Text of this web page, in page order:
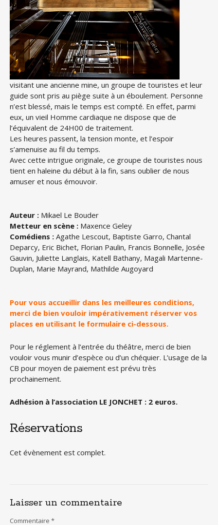
visitant une ancienne mine, un groupe de touristes et leur
guide sont pris au piège suite à un éboulement. Personne
n’est blessé, mais le temps est compté. En effet, parmi
eux, un vieil Homme cardiaque ne dispose que de
l’équivalent de 24H00 de traitement.
Les heures passent, la tension monte, et l’espoir
s’amenuise au fil du temps.
Avec cette intrigue originale, ce groupe de touristes nous
tient en haleine du début à la fin, sans oublier de nous
amuser et nous émouvoir.
Auteur : Mikael Le Bouder
Metteur en scène : Maxence Geley
Comédiens : Agathe Lescout, Baptiste Garro, Chantal
Deparcy, Eric Bichet, Florian Paulin, Francis Bonnelle, Josée
Gauvin, Juliette Langlais, Katell Bathany, Magali Martenne-
Duplan, Marie Mayrand, Mathilde Augoyard
Pour vous accueillir dans les meilleures conditions,
merci de bien vouloir impérativement réserver vos
places en utilisant le formulaire ci-dessous.
Pour le réglement à l’entrée du théâtre, merci de bien
vouloir vous munir d’espèce ou d’un chéquier. L’usage de la
CB pour moyen de paiement est prévu très
prochainement.
Adhésion à l’association LE JONCHET : 2 euros.
Réservations
Cet évènement est complet.
Laisser un commentaire
Commentaire *